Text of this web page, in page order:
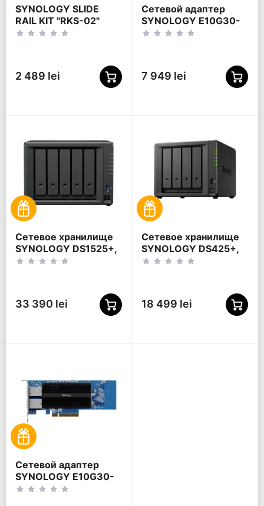
SYNOLOGY SLIDE
RAIL KIT "RKS-02"
2 489 lei
Сетевой адаптер
SYNOLOGY E10G30-
F2 + дополнительная
7 949 lei
Сетевое хранилище
SYNOLOGY DS1525+,
Черный
33 390 lei
Сетевое хранилище
SYNOLOGY DS425+,
Черный
18 499 lei
Сетевой адаптер
SYNOLOGY E10G30-
T2 высокоскоростная